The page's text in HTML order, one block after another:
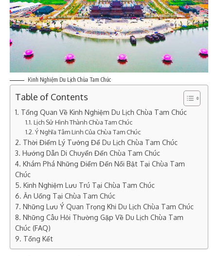
Kinh Nghiệm Du Lịch Chùa Tam Chúc
Table of Contents
1. Tổng Quan Về Kinh Nghiệm Du Lịch Chùa Tam Chúc
1.1. Lịch Sử Hình Thành Chùa Tam Chúc
1.2. Ý Nghĩa Tâm Linh Của Chùa Tam Chúc
2. Thời Điểm Lý Tưởng Để Du Lịch Chùa Tam Chúc
3. Hướng Dẫn Di Chuyển Đến Chùa Tam Chúc
4. Khám Phá Những Điểm Đến Nổi Bật Tại Chùa Tam
Chúc
5. Kinh Nghiệm Lưu Trú Tại Chùa Tam Chúc
6. Ăn Uống Tại Chùa Tam Chúc
7. Những Lưu Ý Quan Trọng Khi Du Lịch Chùa Tam Chúc
8. Những Câu Hỏi Thường Gặp Về Du Lịch Chùa Tam
Chúc (FAQ)
9. Tổng Kết